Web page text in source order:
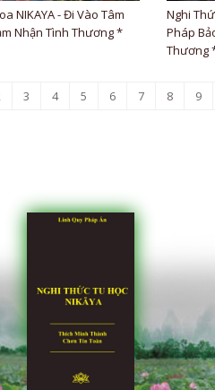
NIKAYA - Đi Vào Tâm
Nhận Tình Thương *
Nghi
Pháp
Thương
3 4 5 6 7 8 9